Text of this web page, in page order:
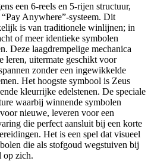
een 6-reels en 5-rijen structuur,
“Pay Anywhere”-systeem. Dit
is van traditionele winlijnen; in
of meer identieke symbolen
Deze laagdrempelige mechanica
leren, uitermate geschikt voor
zonder een ingewikkelde
Het hoogste symbool is Zeus
kleurrijke edelstenen. De speciale
waarbij winnende symbolen
nieuwe, leveren voor een
die perfect aansluit bij een korte
Het is een spel dat visueel
die als stofgoud wegstuiven bij
op zich.